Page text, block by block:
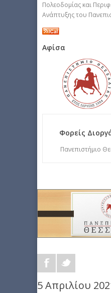
Πολεοδομίας και
Ανάπτυξης του
Αφίσα
Φορείς
Πανεπιστήμιο
5 Απριλίου